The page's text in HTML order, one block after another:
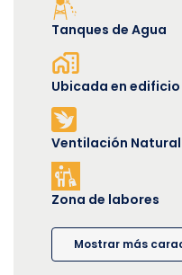
Tanques de Agua
Ubicada en edificio
Ventilación Natural
Zona de labores
Mostrar más